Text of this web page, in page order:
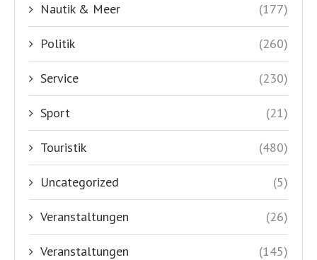
Nautik & Meer (177)
Politik (260)
Service (230)
Sport (21)
Touristik (480)
Uncategorized (5)
Veranstaltungen (26)
Veranstaltungen (145)